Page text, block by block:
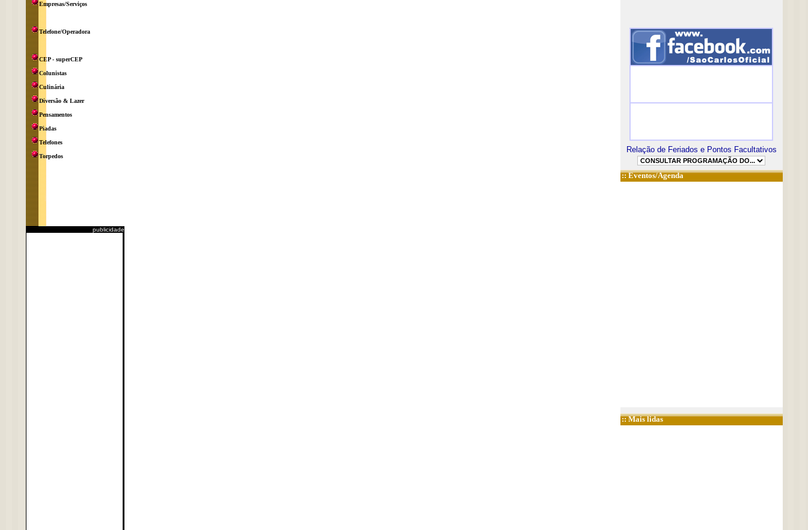
Empresas/Serviços
Telefone/Operadora
CEP - superCEP
Colunistas
Culinária
Diversão & Lazer
Pensamentos
Piadas
Telefones
Torpedos
publicidade
Relação de Feriados e Pontos Facultativos
::Eventos/Agenda
:: Mais lidas